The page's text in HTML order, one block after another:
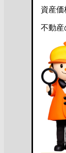
資産価
不動産